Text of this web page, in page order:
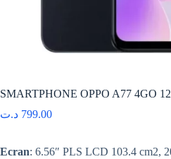
SMARTPHONE OPPO A77 4GO
799.00 د.ت
Ecran: 6.56″ PLS LCD 103.4 cm2,